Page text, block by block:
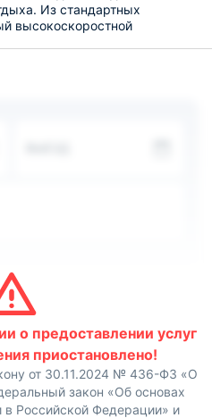
Из стандартных
высокоскоростной
дайвинг.
блюда и
Также можно
для барбекю,
или овощи на открытом
займет не более
Нариманово
о предоставлении услуг
приостановлено!
от 30.11.2024 № 436-ФЗ «О
закон «Об основах
в Российской Федерации» и